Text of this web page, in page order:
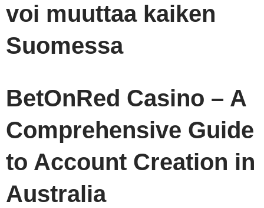
voi muuttaa kaiken
Suomessa
BetOnRed Casino – A
Comprehensive Guide
to Account Creation in
Australia